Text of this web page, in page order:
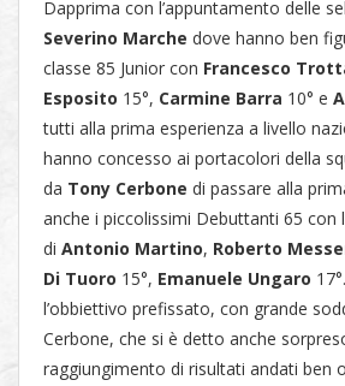
Dapprima con l’appuntamento delle
Severino Marche dove hanno ben
classe 85 Junior con Francesco
Esposito 15°, Carmine Barra 10° e
tutti alla prima esperienza a livello
hanno concesso ai portacolori della
da Tony Cerbone di passare alla
anche i piccolissimi Debuttanti 65 con
di Antonio Martino, Roberto
Di Tuoro 15°, Emanuele Ungaro
l’obbiettivo prefissato, con grande
Cerbone, che si è detto anche
raggiungimento di risultati andati ben